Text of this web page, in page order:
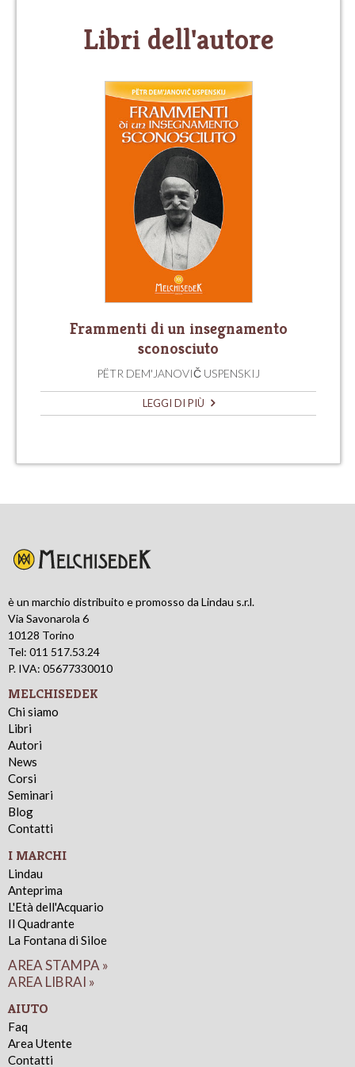
Libri dell'autore
Frammenti di un insegnamento
sconosciuto
PËTR DEM'JANOVIČ USPENSKIJ
LEGGI DI PIÙ
è un marchio distribuito e promosso da Lindau s.r.l.
Via Savonarola 6
10128 Torino
Tel: 011 517.53.24
P. IVA: 05677330010
MELCHISEDEK
Chi siamo
Libri
Autori
News
Corsi
Seminari
Blog
Contatti
I MARCHI
Lindau
Anteprima
L'Età dell'Acquario
Il Quadrante
La Fontana di Siloe
AREA STAMPA »
AREA LIBRAI »
AIUTO
Faq
Area Utente
Contatti